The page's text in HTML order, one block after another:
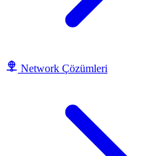
Network Çözümleri